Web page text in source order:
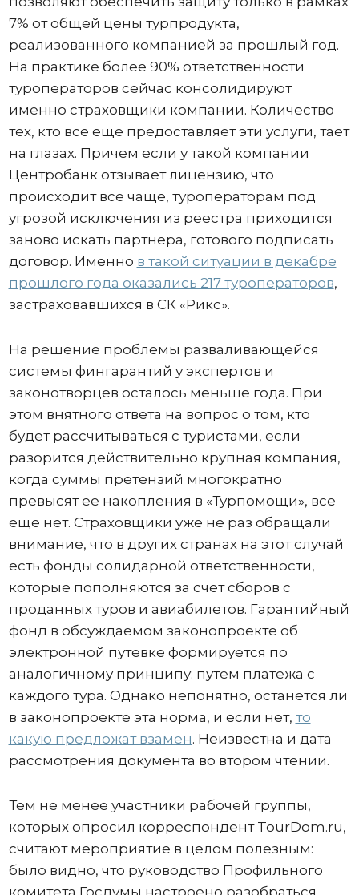
7% от общей цены турпродукта,
реализованного компанией за прошлый год.
На практике более 90% ответственности
туроператоров сейчас консолидируют
именно страховщики компании. Количество
тех, кто все еще предоставляет эти услуги, тает
на глазах. Причем если у такой компании
Центробанк отзывает лицензию, что
происходит все чаще, туроператорам под
угрозой исключения из реестра приходится
заново искать партнера, готового подписать
договор. Именно в такой ситуации в декабре
прошлого года оказались 217 туроператоров,
застраховавшихся в СК «Рикс».
На решение проблемы разваливающейся
системы фингарантий у экспертов и
законотворцев осталось меньше года. При
этом внятного ответа на вопрос о том, кто
будет рассчитываться с туристами, если
разорится действительно крупная компания,
когда суммы претензий многократно
превысят ее накопления в «Турпомощи», все
еще нет. Страховщики уже не раз обращали
внимание, что в других странах на этот случай
есть фонды солидарной ответственности,
которые пополняются за счет сборов с
проданных туров и авиабилетов. Гарантийный
фонд в обсуждаемом законопроекте об
электронной путевке формируется по
аналогичному принципу: путем платежа с
каждого тура. Однако непонятно, останется ли
в законопроекте эта норма, и если нет, то
какую предложат взамен. Неизвестна и дата
рассмотрения документа во втором чтении.
Тем не менее участники рабочей группы,
которых опросил корреспондент TourDom.ru,
считают мероприятие в целом полезным:
было видно, что руководство Профильного
комитета Госдумы настроено разобраться.